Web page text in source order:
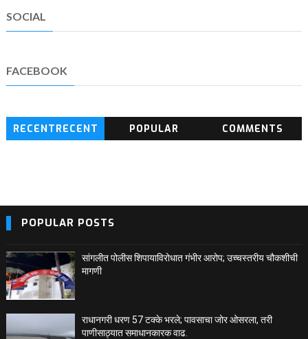
SOCIAL
FACEBOOK
RECENTRECENT
POPULAR COMMENTS
POPULAR POSTS
सांगलीत पोलीस शिपायाविरोधात गंभीर आरोप; उच्चस्तरीय चौकशीची
मागणी
राधानगरी धरण 57 टक्के भरले; पावसाचा जोर ओसरला, तरी
पाणीसाठ्यात समाधानकारक वाढ.